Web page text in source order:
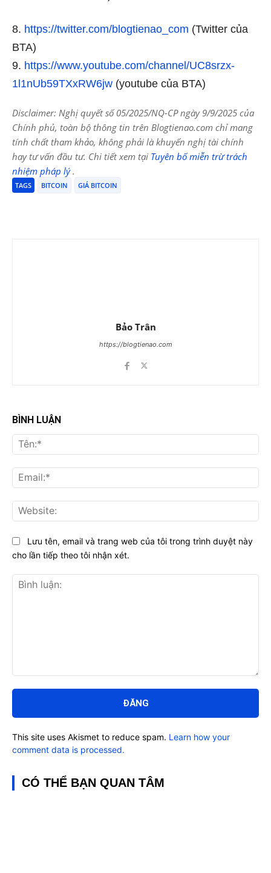
8. https://twitter.com/blogtienao_com (Twitter của
BTA)
9. https://www.youtube.com/channel/UC8srzx-
1l1nUb59TXxRW6jw (youtube của BTA)
Disclaimer: Nghị quyết số 05/2025/NQ-CP ngày 9/9/2025 của
Chính phủ, toàn bộ thông tin trên Blogtienao.com chỉ mang
tính chất tham khảo, không phải là khuyến nghị tài chính
hay tư vấn đầu tư. Chi tiết xem tại Tuyên bố miễn trừ trách
nhiệm pháp lý.
TAGS BITCOIN GIÁ BITCOIN
Bảo Trân
https://blogtienao.com
BÌNH LUẬN
luận:
Lưu tên, email và trang web của tôi trong trình duyệt này
cho lần tiếp theo tôi nhận xét.
This site uses Akismet to reduce spam. Learn how your
comment data is processed.
CÓ THỂ BẠN QUAN TÂM